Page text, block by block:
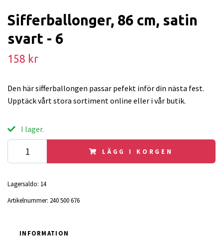
Sifferballonger, 86 cm, satin
svart - 6
158 kr
Den här sifferballongen passar pefekt inför din nästa fest.
Upptäck vårt stora sortiment online eller i vår butik.
I lager.
LÄGG I KORGEN
Lagersaldo: 14
Artikelnummer: 240 500 676
INFORMATION